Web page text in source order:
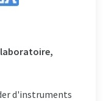
laboratoire,
d'instruments